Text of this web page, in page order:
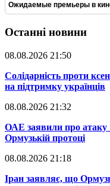
Ожидаемые премьеры в
Останні новини
08.08.2026 21:50
​Солідарність проти
на підтримку українців
08.08.2026 21:32
​ОАЕ заявили про атаку
Ормузькій протоці
08.08.2026 21:18
​Іран заявляє, що